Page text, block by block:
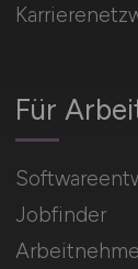
Für
Jobfinder